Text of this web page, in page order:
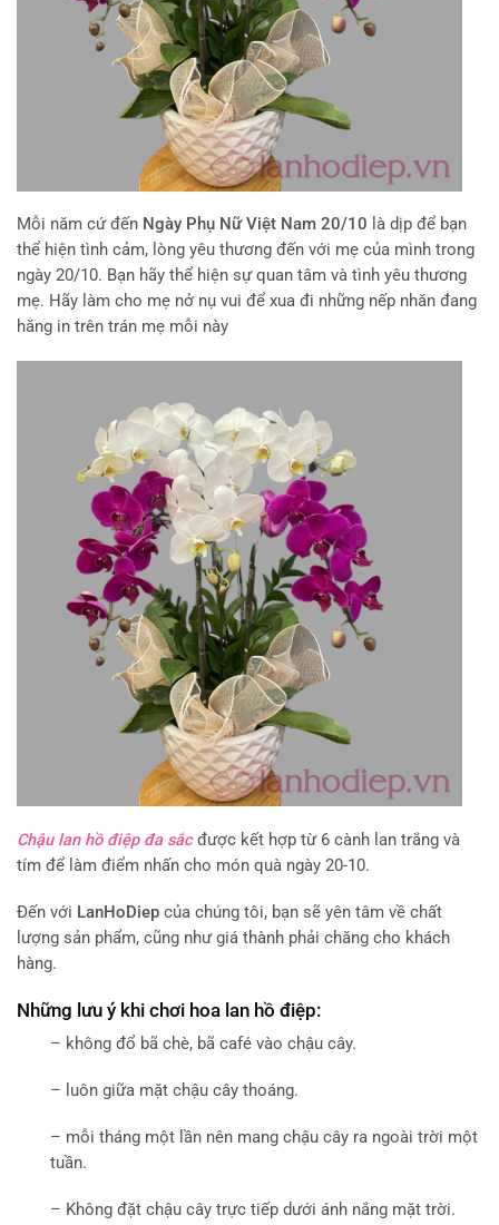
Mỗi năm cứ đến Ngày Phụ Nữ Việt Nam 20/10 là dịp để bạn
thể hiện tình cảm, lòng yêu thương đến với mẹ của mình trong
ngày 20/10. Bạn hãy thể hiện sự quan tâm và tình yêu thương
mẹ. Hãy làm cho mẹ nở nụ vui để xua đi những nếp nhăn đang
hằng in trên trán mẹ mỗi này
Chậu lan hồ điệp đa sắcđược kết hợp từ 6 cành lan trắng và
tím để làm điểm nhấn cho món quà ngày 20-10.
Đến với LanHoDiep của chúng tôi, bạn sẽ yên tâm về chất
lượng sản phẩm, cũng như giá thành phải chăng cho khách
hàng.
Những lưu ý khi chơi hoa lan hồ điệp:
– không đổ bã chè, bã café vào chậu cây.
– luôn giữa mặt chậu cây thoáng.
– mỗi tháng một lần nên mang chậu cây ra ngoài trời một
tuần.
– Không đặt chậu cây trực tiếp dưới ánh nắng mặt trời.